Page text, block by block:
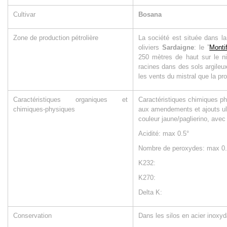
Cultivar Bosana
Zone de production pétrolière
La société est située dans
oliviersSardaigne: le ”
250 mètres de haut sur le
racines dans des sols
les vents du mistral que la
Caractéristiques organiques et
chimiques-physiques
Caractéristiques chimiques
aux amendements et ajouts
couleur jaune/paglierino,
Acidité: max 0.5°
Nombre de peroxydes: max
K232:
K270:
Delta K:
Conservation Dans les silos en acier